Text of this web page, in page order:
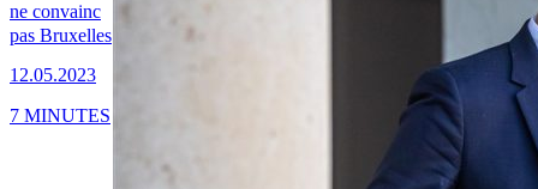
ne convainc
pas Bruxelles
12.05.2023
7 MINUTES